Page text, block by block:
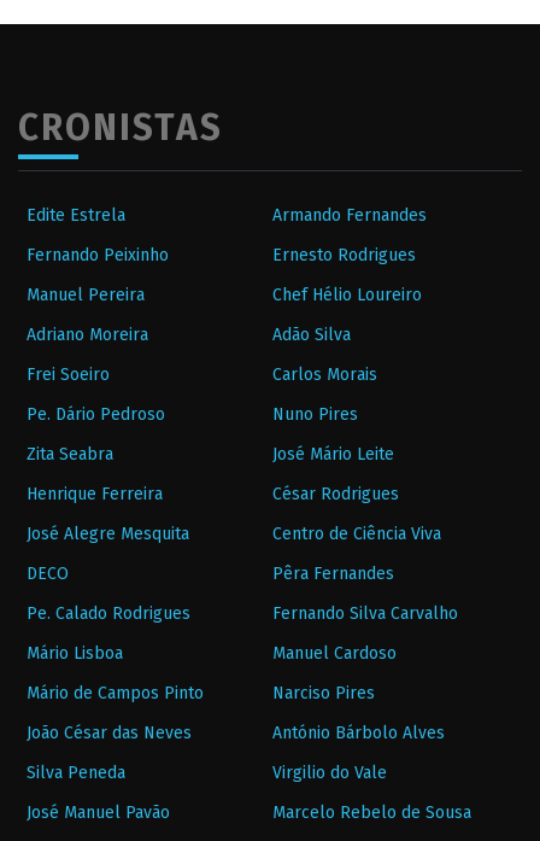
CRONISTAS
Edite Estrela
Armando Fernandes
Fernando Peixinho
Ernesto Rodrigues
Manuel Pereira
Chef Hélio Loureiro
Adriano Moreira
Adão Silva
Frei Soeiro
Carlos Morais
Pe. Dário Pedroso
Nuno Pires
Zita Seabra
José Mário Leite
Henrique Ferreira
César Rodrigues
José Alegre Mesquita
Centro de Ciência Viva
DECO
Pêra Fernandes
Pe. Calado Rodrigues
Fernando Silva Carvalho
Mário Lisboa
Manuel Cardoso
Mário de Campos Pinto
Narciso Pires
João César das Neves
António Bárbolo Alves
Silva Peneda
Virgilio do Vale
José Manuel Pavão
Marcelo Rebelo de Sousa